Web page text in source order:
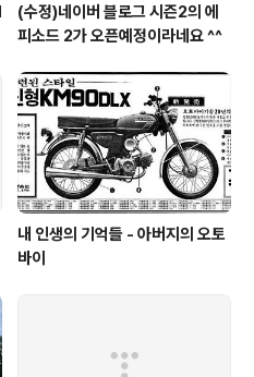
(수정)네이버 블로그 시즌2의 에
피소드 2가 오픈예정이라네요 ^^
내 인생의 기억들 - 아버지의 오토
바이